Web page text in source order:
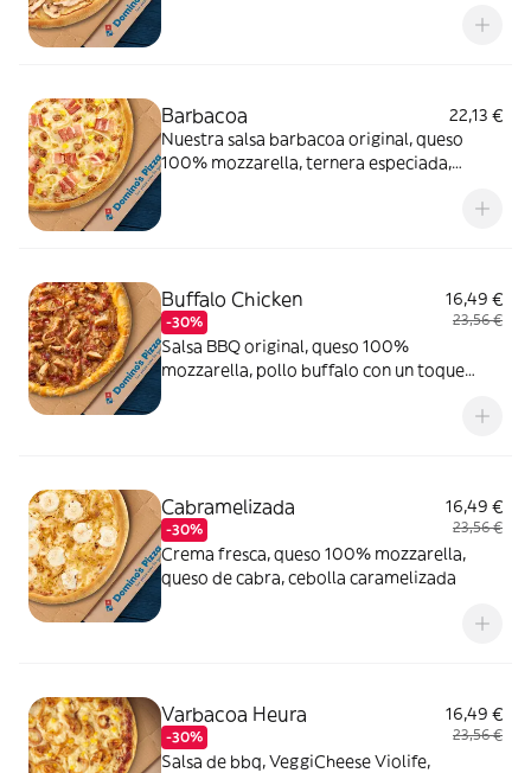
Barbacoa
22,13 €
Nuestra salsa barbacoa original, queso
100% mozzarella, ternera especiada,
Buffalo Chicken
-30%
16,49 €
23,56 €
Salsa BBQ original, queso 100%
mozzarella, pollo buffalo con un toque
Cabramelizada
-30%
16,49 €
23,56 €
Crema fresca, queso 100% mozzarella,
queso de cabra, cebolla caramelizada
Varbacoa Heura
-30%
16,49 €
23,56 €
Salsa de bbq, VeggiCheese Violife,